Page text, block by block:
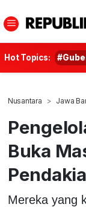
Hot Topics:
Nusantara Jawa
Buka
Mereka yang